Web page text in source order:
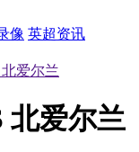
像 英超资讯
爱尔兰
北爱尔兰